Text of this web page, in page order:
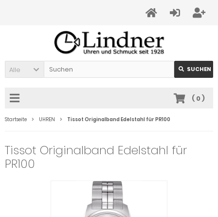
Alle SUCHEN
( 0)
Startseite UHREN Tissot Originalband Edelstahl für PR100
Tissot Originalband Edelstahl für
PR100